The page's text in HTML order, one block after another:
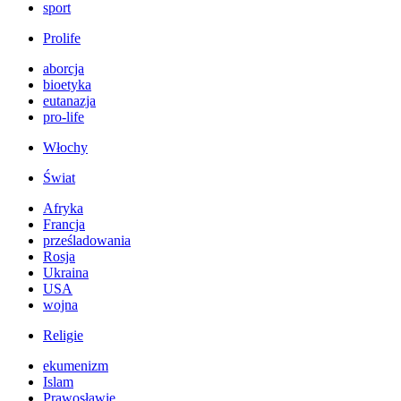
sport
Prolife
aborcja
bioetyka
eutanazja
pro-life
Włochy
Świat
Afryka
Francja
prześladowania
Rosja
Ukraina
USA
wojna
Religie
ekumenizm
Islam
Prawosławie